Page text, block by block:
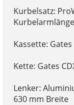
Kurbelsatz:
Kurbelarmlänge
Kassette: Gates
Kette: Gates
Lenker:
630 mm Breite